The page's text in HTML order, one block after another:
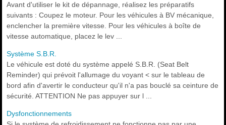
Avant d'utiliser le kit de dépannage, réalisez les préparatifs
suivants : Coupez le moteur. Pour les véhicules à BV mécanique,
enclencher la première vitesse. Pour les véhicules à boîte de
vitesse automatique, placez le lev ...
Système S.B.R.
Le véhicule est doté du système appelé S.B.R. (Seat Belt
Reminder) qui prévoit l'allumage du voyant < sur le tableau de
bord afin d'avertir le conducteur qu'il n'a pas bouclé sa ceinture de
sécurité. ATTENTION Ne pas appuyer sur l ...
Dysfonctionnements